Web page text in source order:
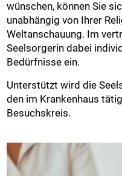
wünschen, können Sie
unabhängig von Ihrer
Weltanschauung. Im
Seelsorgerin dabei
Bedürfnisse ein.
Unterstützt wird die
den im Krankenhaus
Besuchskreis.